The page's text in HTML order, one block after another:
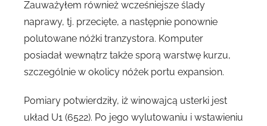
Zauważyłem również wcześniejsze ślady
naprawy, tj. przecięte, a następnie ponownie
polutowane nóżki tranzystora. Komputer
posiadał wewnątrz także sporą warstwę kurzu,
szczególnie w okolicy nóżek portu expansion.
Pomiary potwierdziły, iż winowajcą usterki jest
układ U1 (6522). Po jego wylutowaniu i wstawieniu